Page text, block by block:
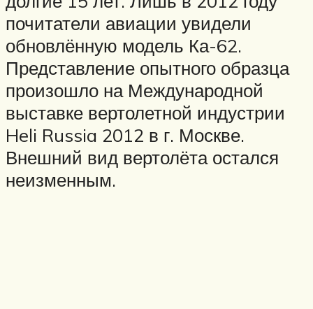
почитатели авиации увидели
обновлённую модель Ка-62.
Представление опытного образца
произошло на Международной
выставке вертолетной индустрии
Heli Russia 2012 в г. Москве.
Внешний вид вертолёта остался
неизменным.